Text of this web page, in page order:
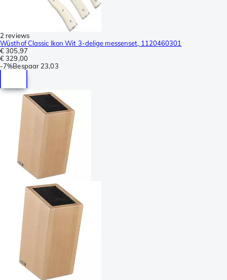
2 reviews
Wüsthof Classic Ikon Wit 3-delige messenset, 1120460301
€ 305,97
€ 329,00
-7%Bespaar 23,03